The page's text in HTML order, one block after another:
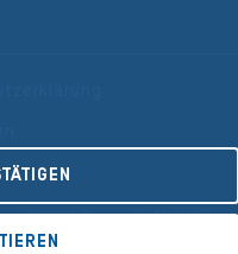
©2026 Semperit AG Holding